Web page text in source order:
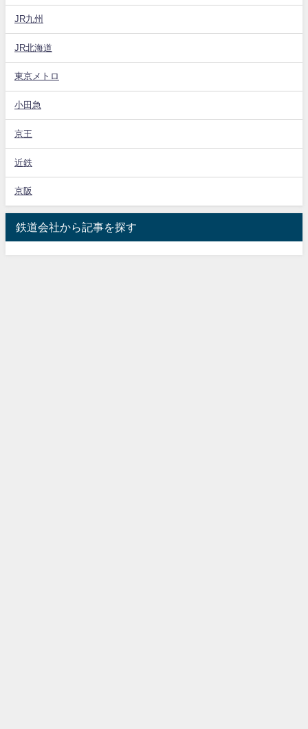
JR九州
JR北海道
東京メトロ
小田急
京王
近鉄
京阪
鉄道会社から記事を探す